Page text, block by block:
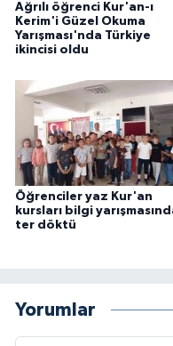
Ağrılı öğrenci Kur'an-ı
Kerim'i Güzel Okuma
Yarışması'nda Türkiye
ikincisi oldu
Öğrenciler yaz Kur'an
kursları bilgi
ter döktü
Yorumlar